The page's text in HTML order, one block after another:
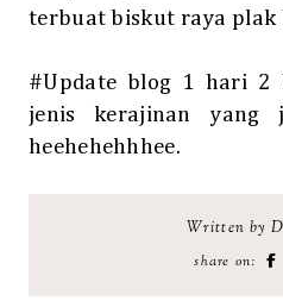
terbuat biskut raya plak
#Update blog 1 hari 2
jenis kerajinan yang
heehehehhhee.
Written by
share on: